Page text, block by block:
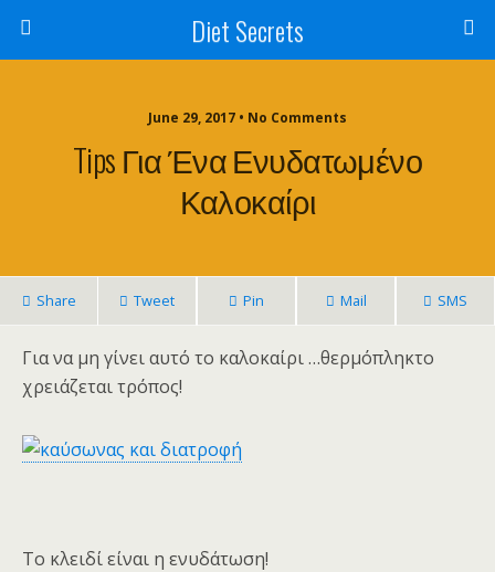
Diet Secrets
June 29, 2017 • No Comments
Tips Για Ένα Ενυδατωμένο
Καλοκαίρι
Share Tweet Pin Mail SMS
Για να μη γίνει αυτό το καλοκαίρι …θερμόπληκτο
χρειάζεται τρόπος!
Το κλειδί είναι η ενυδάτωση!